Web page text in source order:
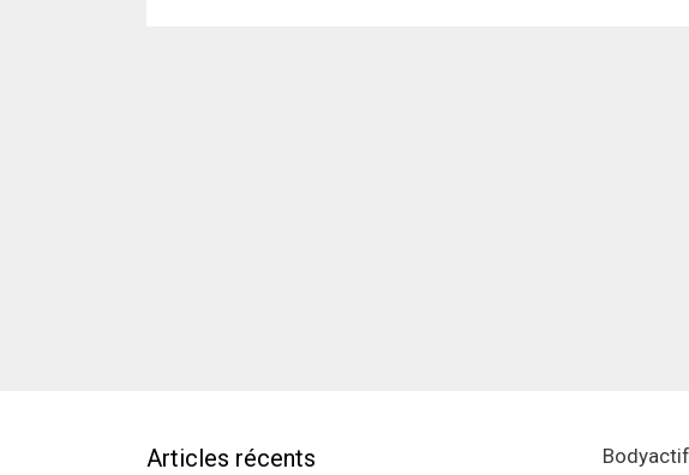
Articles récents